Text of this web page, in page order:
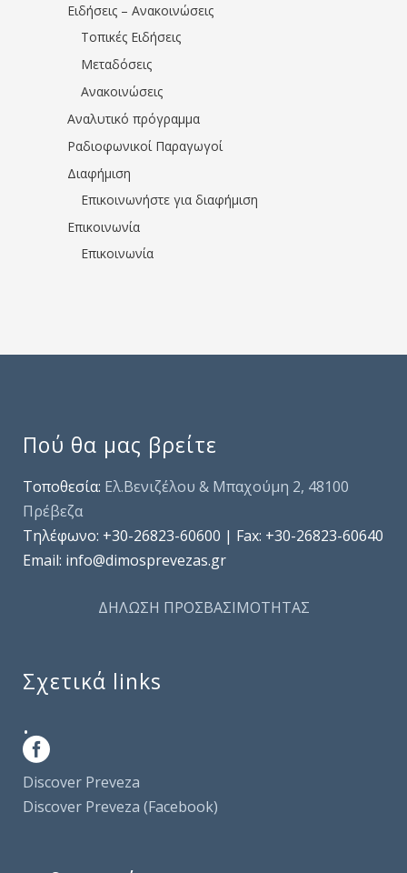
Ειδήσεις – Ανακοινώσεις
Τοπικές Ειδήσεις
Μεταδόσεις
Ανακοινώσεις
Αναλυτικό πρόγραμμα
Ραδιοφωνικοί Παραγωγοί
Διαφήμιση
Επικοινωνήστε για διαφήμιση
Επικοινωνία
Επικοινωνία
Πού θα μας βρείτε
Τοποθεσία: Ελ.Βενιζέλου & Μπαχούμη 2, 48100
Πρέβεζα
Τηλέφωνo: +30-26823-60600 | Fax: +30-26823-60640
Email: info@dimosprevezas.gr
ΔΗΛΩΣΗ ΠΡΟΣΒΑΣΙΜΟΤΗΤΑΣ
Σχετικά links
.
Discover Preveza
Discover Preveza (Facebook)